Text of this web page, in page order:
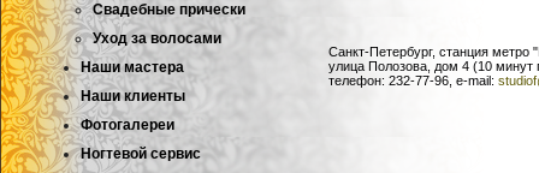
Свадебные прически
Уход за волосами
Наши мастера
Наши клиенты
Фотогалереи
Ногтевой сервис
Санкт-Петербург, станция метро
улица Полозова, дом 4 (10
телефон: 232-77-96, e-mail: